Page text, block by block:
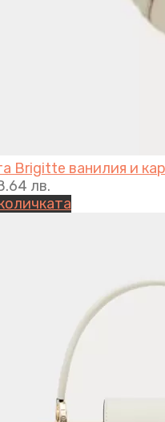
Brigitte ванилия и
лв.